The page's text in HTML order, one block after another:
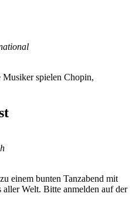
Musiker spielen Chopin,
einem bunten Tanzabend mit
Welt. Bitte anmelden auf der